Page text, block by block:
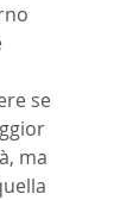
se
ma